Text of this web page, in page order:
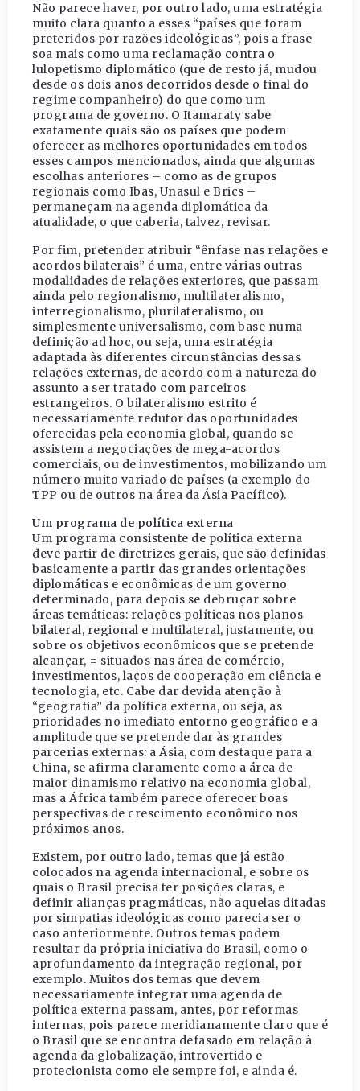
Não parece haver, por outro lado, uma estratégia
muito clara quanto a esses “países que foram
preteridos por razões ideológicas”, pois a frase
soa mais como uma reclamação contra o
lulopetismo diplomático (que de resto já, mudou
desde os dois anos decorridos desde o final do
regime companheiro) do que como um
programa de governo. O Itamaraty sabe
exatamente quais são os países que podem
oferecer as melhores oportunidades em todos
esses campos mencionados, ainda que algumas
escolhas anteriores – como as de grupos
regionais como Ibas, Unasul e Brics –
permaneçam na agenda diplomática da
atualidade, o que caberia, talvez, revisar.
Por fim, pretender atribuir “ênfase nas relações e
acordos bilaterais” é uma, entre várias outras
modalidades de relações exteriores, que passam
ainda pelo regionalismo, multilateralismo,
interregionalismo, plurilateralismo, ou
simplesmente universalismo, com base numa
definição ad hoc, ou seja, uma estratégia
adaptada às diferentes circunstâncias dessas
relações externas, de acordo com a natureza do
assunto a ser tratado com parceiros
estrangeiros. O bilateralismo estrito é
necessariamente redutor das oportunidades
oferecidas pela economia global, quando se
assistem a negociações de mega-acordos
comerciais, ou de investimentos, mobilizando um
número muito variado de países (a exemplo do
TPP ou de outros na área da Ásia Pacífico).
Um programa de política externa
Um programa consistente de política externa
deve partir de diretrizes gerais, que são definidas
basicamente a partir das grandes orientações
diplomáticas e econômicas de um governo
determinado, para depois se debruçar sobre
áreas temáticas: relações políticas nos planos
bilateral, regional e multilateral, justamente, ou
sobre os objetivos econômicos que se pretende
alcançar, = situados nas área de comércio,
investimentos, laços de cooperação em ciência e
tecnologia, etc. Cabe dar devida atenção à
“geografia” da política externa, ou seja, as
prioridades no imediato entorno geográfico e a
amplitude que se pretende dar às grandes
parcerias externas: a Ásia, com destaque para a
China, se afirma claramente como a área de
maior dinamismo relativo na economia global,
mas a África também parece oferecer boas
perspectivas de crescimento econômico nos
próximos anos.
Existem, por outro lado, temas que já estão
colocados na agenda internacional, e sobre os
quais o Brasil precisa ter posições claras, e
definir alianças pragmáticas, não aquelas ditadas
por simpatias ideológicas como parecia ser o
caso anteriormente. Outros temas podem
resultar da própria iniciativa do Brasil, como o
aprofundamento da integração regional, por
exemplo. Muitos dos temas que devem
necessariamente integrar uma agenda de
política externa passam, antes, por reformas
internas, pois parece meridianamente claro que é
o Brasil que se encontra defasado em relação à
agenda da globalização, introvertido e
protecionista como ele sempre foi, e ainda é.